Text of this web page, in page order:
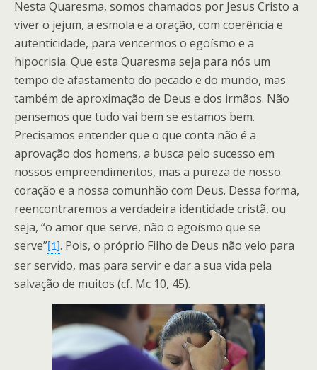
Nesta Quaresma, somos chamados por Jesus Cristo a
viver o jejum, a esmola e a oração, com coerência e
autenticidade, para vencermos o egoísmo e a
hipocrisia. Que esta Quaresma seja para nós um
tempo de afastamento do pecado e do mundo, mas
também de aproximação de Deus e dos irmãos. Não
pensemos que tudo vai bem se estamos bem.
Precisamos entender que o que conta não é a
aprovação dos homens, a busca pelo sucesso em
nossos empreendimentos, mas a pureza de nosso
coração e a nossa comunhão com Deus. Dessa forma,
reencontraremos a verdadeira identidade cristã, ou
seja, “o amor que serve, não o egoísmo que se
serve” [1] . Pois, o próprio Filho de Deus não veio para
ser servido, mas para servir e dar a sua vida pela
salvação de muitos (cf. Mc 10, 45).